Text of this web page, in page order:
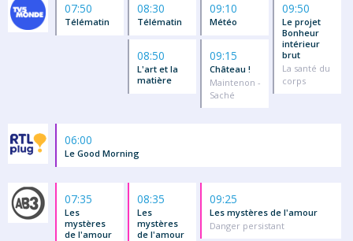
07:50
Télématin
08:30
Télématin
08:50
L'art et la
matière
09:10
Météo
09:15
Château !
Maintenon -
Saché
09:50
Le projet
Bonheur
intérieur
brut
La santé du
corps
06:00
Le Good Morning
07:35
Les
mystères
de l'amour
08:35
Les
mystères
de l'amour
09:25
Les mystères de l'amour
Danger persistant